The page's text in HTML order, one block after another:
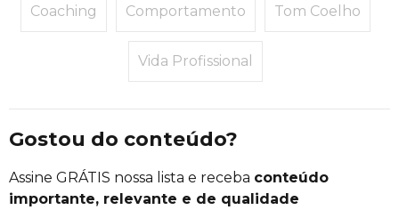
Coaching Comportamento Tom Coelho
Vida Profissional
Gostou do conteúdo?
Assine GRÁTIS nossa lista e receba conteúdo
importante, relevante e de qualidade